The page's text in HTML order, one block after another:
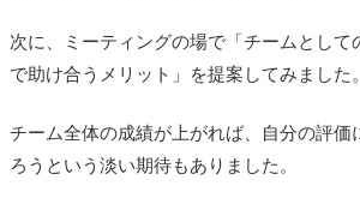
次に、ミーティングの場で「チームとして
で助け合うメリット」を提案してみました。
チーム全体の成績が上がれば、自分の評価
ろうという淡い期待もありました。